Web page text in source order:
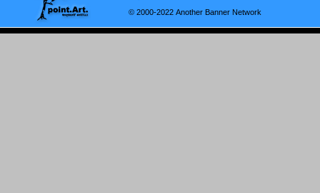
© 2000-2022 Another Banner Network